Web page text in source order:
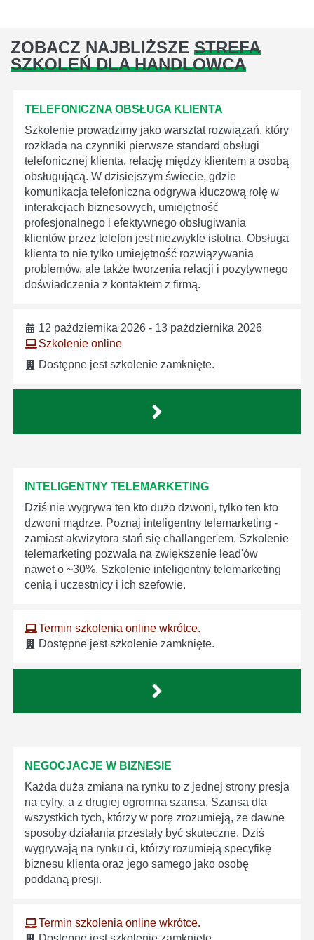
ZOBACZ NAJBLIŻSZE STREFA
SZKOLEŃ DLA HANDLOWCA
TELEFONICZNA OBSŁUGA KLIENTA
Szkolenie prowadzimy jako warsztat rozwiązań, który
rozkłada na czynniki pierwsze standard obsługi
telefonicznej klienta, relację między klientem a osobą
obsługującą. W dzisiejszym świecie, gdzie
komunikacja telefoniczna odgrywa kluczową rolę w
interakcjach biznesowych, umiejętność
profesjonalnego i efektywnego obsługiwania
klientów przez telefon jest niezwykle istotna. Obsługa
klienta to nie tylko umiejętność rozwiązywania
problemów, ale także tworzenia relacji i pozytywnego
doświadczenia z kontaktem z firmą.
12 października 2026 - 13 października 2026
Szkolenie online
Dostępne jest szkolenie zamknięte.
INTELIGENTNY TELEMARKETING
Dziś nie wygrywa ten kto dużo dzwoni, tylko ten kto
dzwoni mądrze. Poznaj inteligentny telemarketing -
zamiast akwizytora stań się challanger'em. Szkolenie
telemarketing pozwala na zwiększenie lead'ów
nawet o ~30%. Szkolenie inteligentny telemarketing
cenią i uczestnicy i ich szefowie.
Termin szkolenia online wkrótce.
Dostępne jest szkolenie zamknięte.
NEGOCJACJE W BIZNESIE
Każda duża zmiana na rynku to z jednej strony presja
na cyfry, a z drugiej ogromna szansa. Szansa dla
wszystkich tych, którzy w porę zrozumieją, że dawne
sposoby działania przestały być skuteczne. Dziś
wygrywają na rynku ci, którzy rozumieją specyfikę
biznesu klienta oraz jego samego jako osobę
poddaną presji.
Termin szkolenia online wkrótce.